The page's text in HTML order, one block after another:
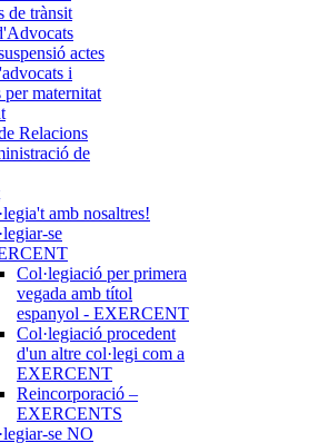
de trànsit
actes
i
per maternitat
Relacions
de
amb nosaltres!
se
Col·legiació per primera
vegada amb títol
espanyol - EXERCENT
Col·legiació procedent
d'un altre col·legi com a
EXERCENT
Reincorporació –
EXERCENTS
se NO